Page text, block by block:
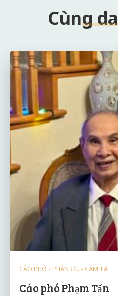
Cùng
CÁO PHÓ - PHÂN ƯU - CẢM TẠ
Cáo phó Phạm Tấn